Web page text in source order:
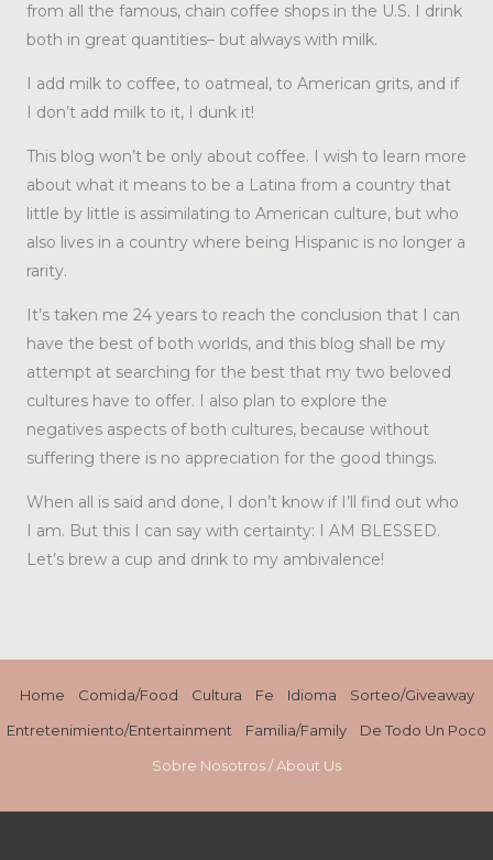
from all the famous, chain coffee shops in the U.S. I drink
both in great quantities– but always with milk.
I add milk to coffee, to oatmeal, to American grits, and if
I don’t add milk to it, I dunk it!
This blog won’t be only about coffee. I wish to learn more
about what it means to be a Latina from a country that
little by little is assimilating to American culture, but who
also lives in a country where being Hispanic is no longer a
rarity.
It’s taken me 24 years to reach the conclusion that I can
have the best of both worlds, and this blog shall be my
attempt at searching for the best that my two beloved
cultures have to offer. I also plan to explore the
negatives aspects of both cultures, because without
suffering there is no appreciation for the good things.
When all is said and done, I don’t know if I’ll find out who
I am. But this I can say with certainty: I AM BLESSED.
Let’s brew a cup and drink to my ambivalence!
Home Comida/Food Cultura Fe Idioma
Sorteo/Giveaway
Entretenimiento/Entertainment
Familia/Family
De Todo Un Poco
Sobre Nosotros / About Us